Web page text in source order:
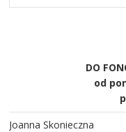
DO
od
Joanna Skonieczna